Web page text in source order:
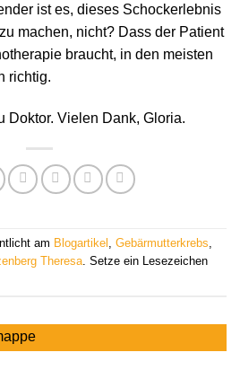
ist es, dieses Schockerlebnis
machen, nicht? Dass der Patient
braucht, in den meisten
richtig.
Doktor. Vielen Dank, Gloria.
am Blogartikel , Gebärmutterkrebs,
Theresa. Setze ein Lesezeichen